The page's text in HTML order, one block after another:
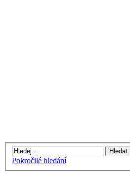
Pokročilé hledání